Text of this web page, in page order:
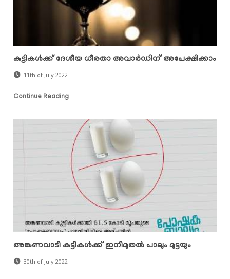
കുട്ടികൾക്ക് ദേശീയ ധീരതാ അവാർഡിന് അപേക്ഷിക്കാം
11th of July 2022
Continue Reading
അങ്കണവാടി കുട്ടികള്‍ക്ക് ഇനിമുതല്‍ പാലും മുട്ടയും
30th of July 2022